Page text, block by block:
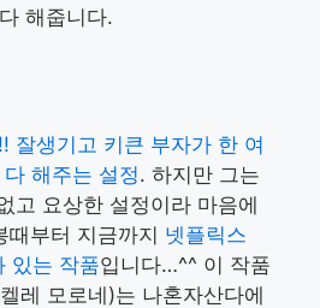
해줍니다.
잘생기고 키큰 부자가 한 여
해주는 설정. 하지만 그는
고 요상한 설정이라 마음에
부터 지금까지 넷플릭스
있는 작품입니다…^^ 이 작품
레 모로네)는 나혼자산다에